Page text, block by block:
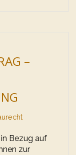
–
Bezug auf
zur